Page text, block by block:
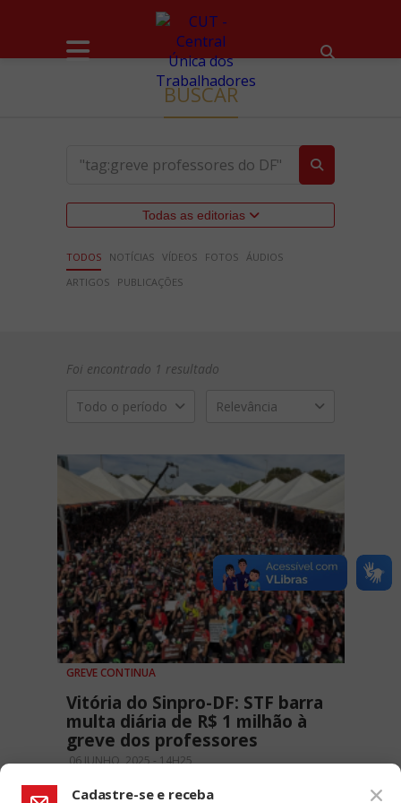
BUSCAR
Todas as editorias
TODOS NOTÍCIAS VÍDEOS FOTOS ÁUDIOS
ARTIGOS
PUBLICAÇÕES
Foi encontrado 1 resultado
Todo o período Relevância
GREVE CONTINUA
Vitória do Sinpro-DF: STF barra
multa diária de R$ 1 milhão à
greve dos professores
06 JUNHO, 2025 - 14H25
Cadastre-se e receba